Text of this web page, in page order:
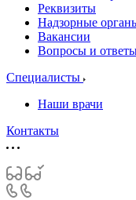
Реквизиты
Надзорные
Вакансии
Вопросы и
Специалисты
Наши врачи
Контакты